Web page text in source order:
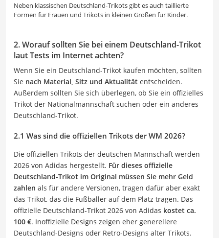
Neben klassischen Deutschland-Trikots gibt es auch taillierte
Formen für Frauen und Trikots in kleinen Größen für Kinder.
2. Worauf sollten Sie bei einem Deutschland-Trikot
laut Tests im Internet achten?
Wenn Sie ein Deutschland-Trikot kaufen möchten, sollten
Sie nach Material, Sitz und Aktualität entscheiden.
Außerdem sollten Sie sich überlegen, ob Sie ein offizielles
Trikot der Nationalmannschaft suchen oder ein anderes
Deutschland-Trikot.
2.1 Was sind die offiziellen Trikots der WM 2026?
Die offiziellen Trikots der deutschen Mannschaft werden
2026 von Adidas hergestellt. Für dieses offizielle
Deutschland-Trikot im Original müssen Sie mehr Geld
zahlen als für andere Versionen, tragen dafür aber exakt
das Trikot, das die Fußballer auf dem Platz tragen. Das
offizielle Deutschland-Trikot 2026 von Adidas kostet ca.
100 €. Inoffizielle Designs zeigen eher generellere
Deutschland-Designs oder Retro-Designs alter Trikots.